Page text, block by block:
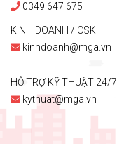
0349 647 675
KINH DOANH / CSKH
kinhdoanh@mga.vn
HỖ TRỢ KỸ THUẬT 24/7
kythuat@mga.vn